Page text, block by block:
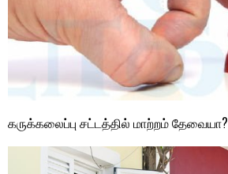
கருக்கலைப்பு சட்டத்தில் மாற்றம் தேவையா?